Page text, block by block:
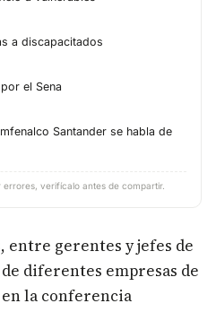
a discapacitados
el Sena
Santander se habla de
verifícalo antes de compartir.
entre gerentes y jefes de
diferentes empresas de
la conferencia